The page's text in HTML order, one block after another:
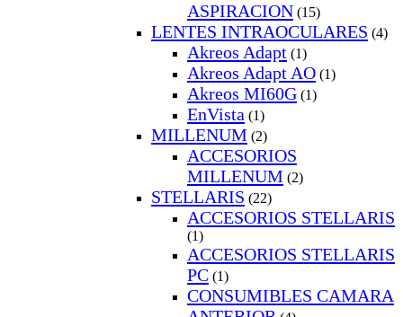
ASPIRACION (15)
LENTES INTRAOCULARES (4)
Akreos Adapt (1)
Akreos Adapt AO (1)
Akreos MI60G (1)
EnVista (1)
MILLENUM (2)
ACCESORIOS
MILLENUM (2)
STELLARIS (22)
ACCESORIOS STELLARIS
(1)
ACCESORIOS STELLARIS
PC (1)
CONSUMIBLES CAMARA